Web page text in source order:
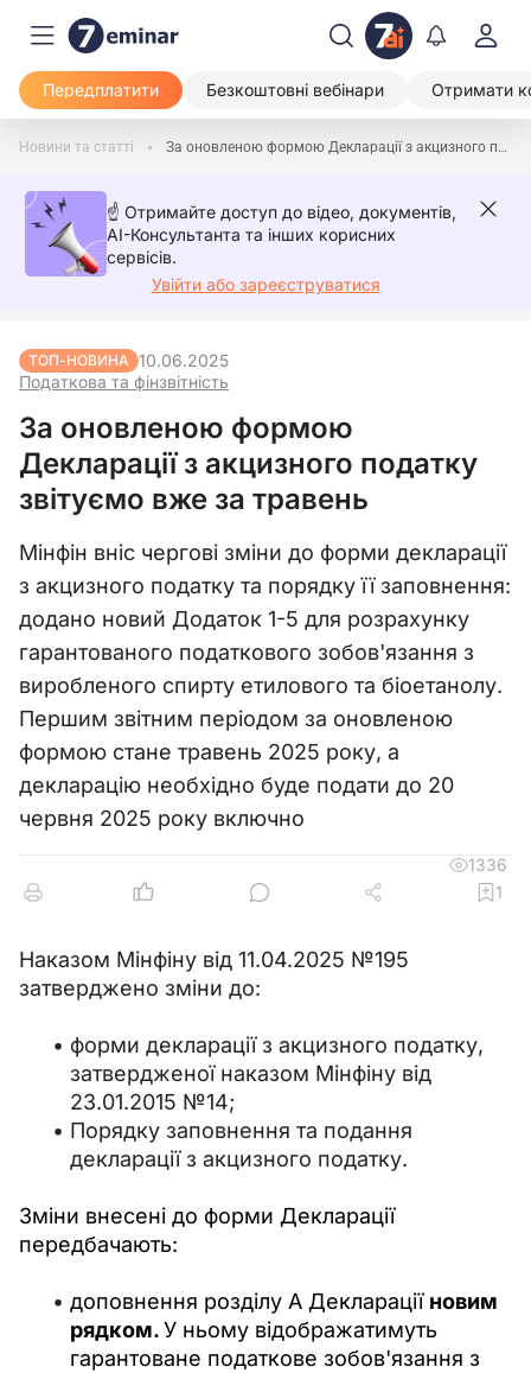
Передплатити Безкоштовні вебінари Отримати
Новини та статті За оновленою формою Декларації з акцизного податку звітуємо вже за травень
☝️ Отримайте доступ до відео, документів,
AI-Консультанта та інших корисних
сервісів.
Увійти або зареєструватися
ТОП-НОВИНА
Податкова та фінзвітність
10.06.2025
За оновленою формою
Декларації з акцизного податку
звітуємо вже за травень
Мінфін вніс чергові зміни до форми декларації
з акцизного податку та порядку її заповнення:
додано новий Додаток 1-5 для розрахунку
гарантованого податкового зобов'язання з
виробленого спирту етилового та біоетанолу.
Першим звітним періодом за оновленою
формою стане травень 2025 року, а
декларацію необхідно буде подати до 20
червня 2025 року включно
1336
1
Наказом Мінфіну від 11.04.2025 №195
затверджено зміни до:
форми декларації з акцизного податку,
затвердженої наказом Мінфіну від
23.01.2015 №14;
Порядку заповнення та подання
декларації з акцизного податку.
Зміни внесені до форми Декларації
передбачають:
доповнення розділу А Декларації новим
рядком.У ньому відображатимуть
гарантоване податкове зобов'язання з